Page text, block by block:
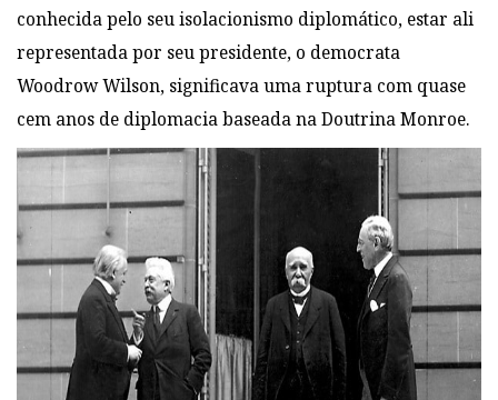
conhecida pelo seu isolacionismo diplomático, estar ali
representada por seu presidente, o democrata
Woodrow Wilson, significava uma ruptura com quase
cem anos de diplomacia baseada na Doutrina Monroe.